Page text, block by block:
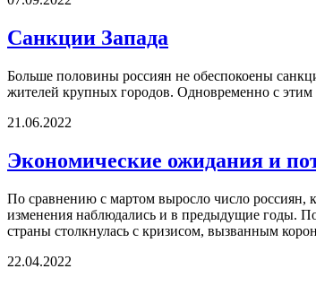
Санкции Запада
Больше половины россиян не обеспокоены
жителей крупных городов. Одновременно с этим
21.06.2022
Экономические ожидания и
По сравнению с мартом выросло число россиян,
изменения наблюдались и в предыдущие годы.
страны столкнулась с кризисом, вызванным
22.04.2022